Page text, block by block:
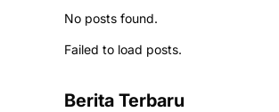
No posts found.
Failed to load posts.
Berita Terbaru